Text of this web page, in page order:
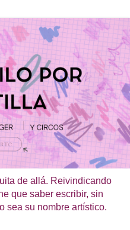
de allá. Reivindicando
que saber escribir, sin
sea su nombre artístico.